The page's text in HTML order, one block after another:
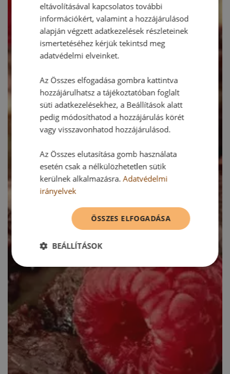
eltávolításával kapcsolatos további
információkért, valamint a hozzájárulásod
alapján végzett adatkezelések részleteinek
ismertetéséhez kérjük tekintsd meg
adatvédelmi elveinket.
Az Összes elfogadása gombra kattintva
hozzájárulhatsz a tájékoztatóban foglalt
süti adatkezelésekhez, a Beállítások alatt
pedig módosíthatod a hozzájárulás körét
vagy visszavonhatod hozzájárulásod.
Az Összes elutasítása gomb használata
esetén csak a nélkülözhetetlen sütik
kerülnek alkalmazásra.Adatvédelmi
irányelvek
ÖSSZES ELFOGADÁSA
BEÁLLÍTÁSOK